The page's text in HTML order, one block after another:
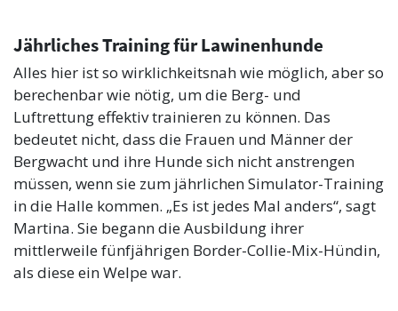
Jährliches Training für Lawinenhunde
Alles hier ist so wirklichkeitsnah wie möglich, aber so
berechenbar wie nötig, um die Berg- und
Luftrettung effektiv trainieren zu können. Das
bedeutet nicht, dass die Frauen und Männer der
Bergwacht und ihre Hunde sich nicht anstrengen
müssen, wenn sie zum jährlichen Simulator-Training
in die Halle kommen. „Es ist jedes Mal anders“, sagt
Martina. Sie begann die Ausbildung ihrer
mittlerweile fünfjährigen Border-Collie-Mix-Hündin,
als diese ein Welpe war.